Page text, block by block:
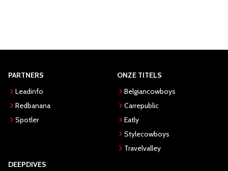
PARTNERS
Leadinfo
Redbanana
Spotler
ONZE TITELS
Belgiancowboys
Carrepublic
Eatly
Stylecowboys
Travelvalley
DEEPDIVES